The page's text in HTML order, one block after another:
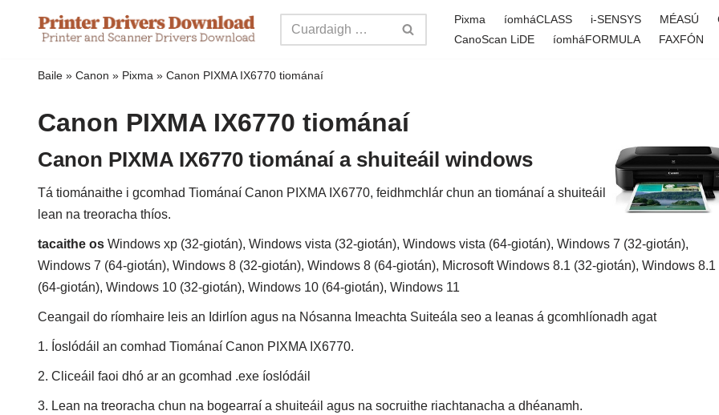
Scipeáil
Pixma íomháCLASS i-SENSYS MÉASÚ
CanoScan LiDE
íomháFORMULA FAXFÓN
Baile » Canon » Pixma » Canon PIXMA IX6770 tiománaí
Canon PIXMA IX6770 tiománaí
Canon PIXMA IX6770 tiománaí a shuiteáil windows
Tá tiománaithe i gcomhad Tiománaí Canon PIXMA IX6770, feidhmchlár chun an tiománaí a shuiteáil
lean na treoracha thíos.
tacaithe os Windows xp (32-giotán), Windows vista (32-giotán), Windows vista (64-giotán), Windows 7 (32-giotán),
Windows 7 (64-giotán), Windows 8 (32-giotán), Windows 8 (64-giotán), Microsoft Windows 8.1 (32-giotán), Windows 8.1
(64-giotán), Windows 10 (32-giotán), Windows 10 (64-giotán), Windows 11
Ceangail do ríomhaire leis an Idirlíon agus na Nósanna Imeachta Suiteála seo a leanas á gcomhlíonadh agat
1. Íoslódáil an comhad Tiománaí Canon PIXMA IX6770.
2. Cliceáil faoi dhó ar an gcomhad .exe íoslódáil
3. Lean na treoracha chun na bogearraí a shuiteáil agus na socruithe riachtanacha a dhéanamh.